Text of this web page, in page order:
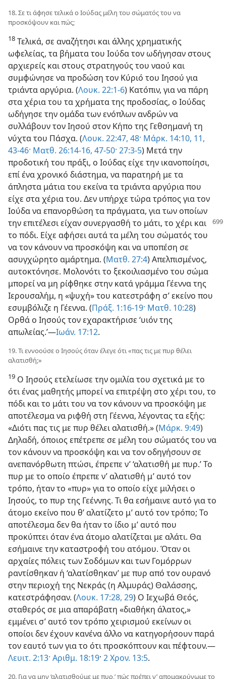
18. Σε τι άφησε τελικά ο Ιούδας μέλη του σώματός του να
προσκόψουν και πώς;
18 Τελικά, σε αναζήτησι και άλλης χρηματικής
ωφελείας, τα βήματα του Ιούδα τον ωδήγησαν στους
αρχιερείς και στους στρατηγούς του ναού και
συμφώνησε να προδώση τον Κύριό του Ιησού για
τριάντα αργύρια. (Λουκ. 22:1-6) Κατόπιν, για να πάρη
στα χέρια του τα χρήματα της προδοσίας, ο Ιούδας
ωδήγησε την ομάδα των ενόπλων ανδρών να
συλλάβουν τον Ιησού στον Κήπο της Γεθσημανή τη
νύχτα του Πάσχα. (Λουκ. 22:47, 48· Μάρκ. 14:10, 11,
43-46· Ματθ. 26:14-16, 47-50· 27:3-5) Μετά την
προδοτική του πράξι, ο Ιούδας είχε την ικανοποίησι,
επί ένα χρονικό διάστημα, να παρατηρή με τα
άπληστα μάτια του εκείνα τα τριάντα αργύρια που
είχε στα χέρια του. Δεν υπήρχε τώρα τρόπος για τον
Ιούδα να επανορθώση τα πράγματα, για των οποίων
την επιτέλεσι είχαν συνεργασθή το μάτι, το χέρι και
το πόδι. Είχε αφήσει αυτά τα μέλη του σώματός του
να τον κάνουν να προσκόψη και να υποπέση σε
ασυγχώρητο αμάρτημα. (Ματθ. 27:4) Απελπισμένος,
αυτοκτόνησε. Μολονότι το ξεκοιλιασμένο του σώμα
μπορεί να μη ρίφθηκε στην κατά γράμμα Γέεννα της
Ιερουσαλήμ, η «ψυχή» του κατεστράφη σ’ εκείνο που
εσυμβόλιζε η Γέεννα. (Πράξ. 1:16-19· Ματθ. 10:28)
Ορθά ο Ιησούς τον εχαρακτήρισε ‘υιόν της
απωλείας.’—Ιωάν. 17:12.
19. Τι εννοούσε ο Ιησούς όταν έλεγε ότι «πας τις με πυρ θέλει
αλατισθή;»
19 Ο Ιησούς ετελείωσε την ομιλία του σχετικά με το
ότι ένας μαθητής μπορεί να επιτρέψη στο χέρι του, το
πόδι και το μάτι του να τον κάνουν να προσκόψη με
αποτέλεσμα να ριφθή στη Γέεννα, λέγοντας τα εξής:
«Διότι πας τις με πυρ θέλει αλατισθή.» (Μάρκ. 9:49)
Δηλαδή, όποιος επέτρεπε σε μέλη του σώματός του να
τον κάνουν να προσκόψη και να τον οδηγήσουν σε
ανεπανόρθωτη πτώσι, έπρεπε ν’ ‘αλατισθή με πυρ.’ Το
πυρ με το οποίο έπρεπε ν’ αλατισθή μ’ αυτό τον
τρόπο, ήταν το «πυρ» για το οποίο είχε μιλήσει ο
Ιησούς, το πυρ της Γεέννης. Τι θα εσήμαινε αυτό για το
άτομο εκείνο που θ’ αλατίζετο μ’ αυτό τον τρόπο; Το
αποτέλεσμα δεν θα ήταν το ίδιο μ’ αυτό που
προκύπτει όταν ένα άτομο αλατίζεται με αλάτι. Θα
εσήμαινε την καταστροφή του ατόμου. Όταν οι
αρχαίες πόλεις των Σοδόμων και των Γομόρρων
ραντίσθηκαν ή ‘αλατίσθηκαν’ με πυρ από τον ουρανό
στην περιοχή της Νεκράς (η Αλμυράς) Θαλάσσης,
κατεστράφησαν. (Λουκ. 17:28, 29) Ο Ιεχωβά Θεός,
σταθερός σε μια απαράβατη «διαθήκη άλατος,»
εμμένει σ’ αυτό τον τρόπο χειρισμού εκείνων οι
οποίοι δεν έχουν κανένα άλλο να κατηγορήσουν παρά
τον εαυτό των για το ότι προσκόπτουν και πέφτουν.—
Λευιτ. 2:13· Αριθμ. 18:19· 2 Χρον. 13:5.
20. Για να μην ‘αλατισθούμε με πυρ,’ πώς πρέπει ν’ απομακρύνωμε το